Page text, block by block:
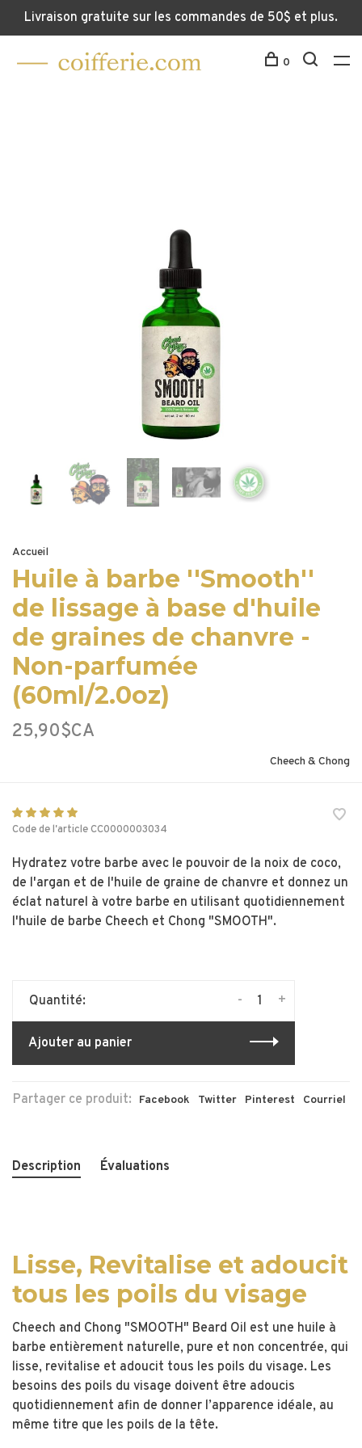
Livraison gratuite sur les commandes de 50$ et plus.
0
Accueil
Huile à barbe ''Smooth''
de lissage à base d'huile
de graines de chanvre -
Non-parfumée
(60ml/2.0oz)
25,90$CA
Cheech & Chong
Code de l'articleCC0000003034
Hydratez votre barbe avec le pouvoir de la noix de coco,
de l'argan et de l'huile de graine de chanvre et donnez un
éclat naturel à votre barbe en utilisant quotidiennement
l'huile de barbe Cheech et Chong "SMOOTH".
Quantité: +
-
Ajouter au panier
Partager ce produit: Facebook Twitter Pinterest Courriel
Description Évaluations
Lisse, Revitalise et adoucit
tous les poils du visage
Cheech and Chong "SMOOTH" Beard Oil est une huile à
barbe entièrement naturelle, pure et non concentrée, qui
lisse, revitalise et adoucit tous les poils du visage. Les
besoins des poils du visage doivent être adoucis
quotidiennement afin de donner l’apparence idéale, au
même titre que les poils de la tête.